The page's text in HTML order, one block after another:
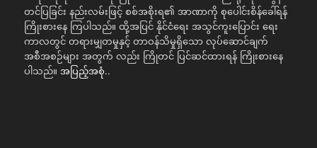
တင်ပြခြင်း နည်းလမ်းဖြင့် စစ်အစိုးရ၏ အာဏာကို စုပေါင်းစိန်ခေါ်ရန်
ကြိုးစားနေ ကြပါသည်။ ထို့အပြင် နိုင်ငံရေး အသွင်ကူးပြောင်း ရေး
ကာလတွင် တရားမျှတမှုနှင့် တာဝန်သိမှုရှိသော လုပ်ဆောင်ချက်
အစီအစဉ်များ အတွက် လည်း ကြိုတင် ပြင်ဆင်ထားရန် ကြိုးစားနေ
ပါသည်။ အပြည့်အစုံ..